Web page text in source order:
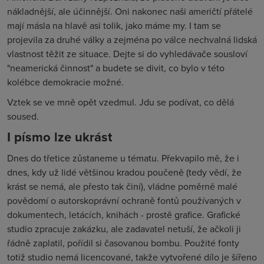
nákladnější, ale účinnější. Oni nakonec naši američtí přátelé
mají másla na hlavě asi tolik, jako máme my. I tam se
projevila za druhé války a zejména po válce nechvalná lidská
vlastnost těžit ze situace. Dejte si do vyhledávače sousloví
"neamerická činnost" a budete se divit, co bylo v této
kolébce demokracie možné.
Vztek se ve mně opět vzedmul. Jdu se podívat, co dělá
soused.
I písmo lze ukrást
Dnes do třetice zůstaneme u tématu. Překvapilo mě, že i
dnes, kdy už lidé většinou kradou poučeně (tedy vědí, že
krást se nemá, ale přesto tak činí), vládne poměrně malé
povědomí o autorskoprávní ochraně fontů používaných v
dokumentech, letácích, knihách - prostě grafice. Grafické
studio zpracuje zakázku, ale zadavatel netuší, že ačkoli ji
řádně zaplatil, pořídil si časovanou bombu. Použité fonty
totiž studio nemá licencované, takže vytvořené dílo je šířeno